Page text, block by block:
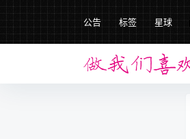
公告 标签 星球